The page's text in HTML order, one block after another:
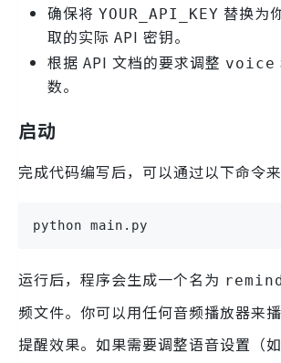
确保将 YOUR_API_KEY 替换为
取的实际 API 密钥。
根据 API 文档的要求调整 voice
数。
启动
完成代码编写后，可以通过以下命令
python main.py
运行后，程序会生成一个名为
频文件。你可以用任何音频播放器来
提醒效果。如果需要调整语音设置（